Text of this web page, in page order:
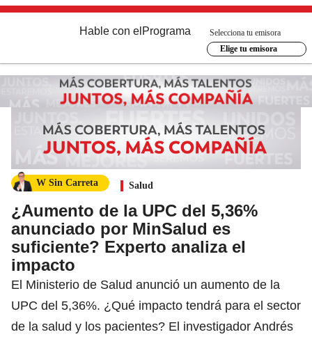
Hable con el Programa
Selecciona tu emisora
Elige tu emisora
W Sin Carreta Salud
¿Aumento de la UPC del 5,36%
anunciado por MinSalud es
suficiente? Experto analiza el
impacto
El Ministerio de Salud anunció un aumento de la
UPC del 5,36%. ¿Qué impacto tendrá para el sector
de la salud y los pacientes? El investigador Andrés